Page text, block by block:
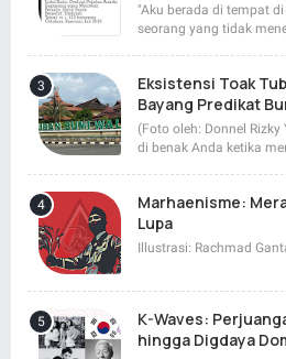
"Aku berada di tempat
seorang yang tidak
Eksistensi Toak
Bayang Predikat
(Foto oleh: Donnel
di benak Anda ketika
Marhaenisme:
Lupa
Illustrasi: Rachmad
K-Waves:
hingga Digdaya